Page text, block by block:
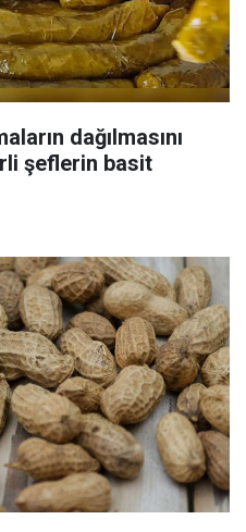
dağılmasını
şeflerin basit